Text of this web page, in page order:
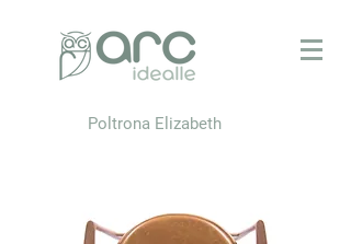
Poltrona Elizabeth